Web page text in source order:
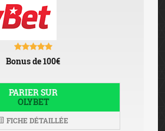
Bonus de 100€
PARIER SUR
OLYBET
FICHE DÉTAILLÉE